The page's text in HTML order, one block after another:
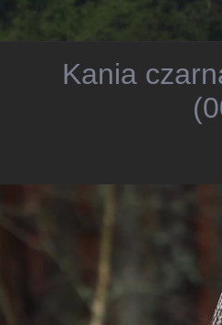
Kania